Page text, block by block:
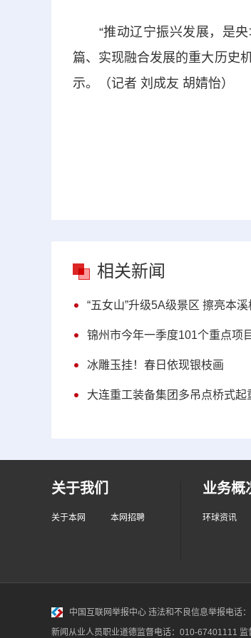
“推动辽宁振兴发展，是央
篇、实现融合发展的重大历史
示。（记者 刘成友 胡婧怡）
相关新闻
“五女山”升级5A级景区 擦亮本
锦州市今年一季度101个重点项
冰雕玉挂！春日依现银枝画
大连重工装备集团多吊点桥式
关于我们
关于本网 本网招聘
业务概
环球资讯
中国互联网举报中心 违法和不良信息举报电话
新闻从业人员职业道德监督电话：010-67401111